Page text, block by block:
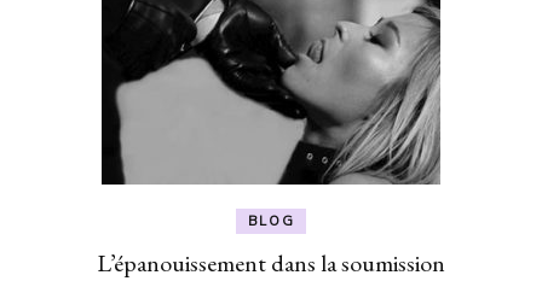
BLOG
L’épanouissement dans la soumission